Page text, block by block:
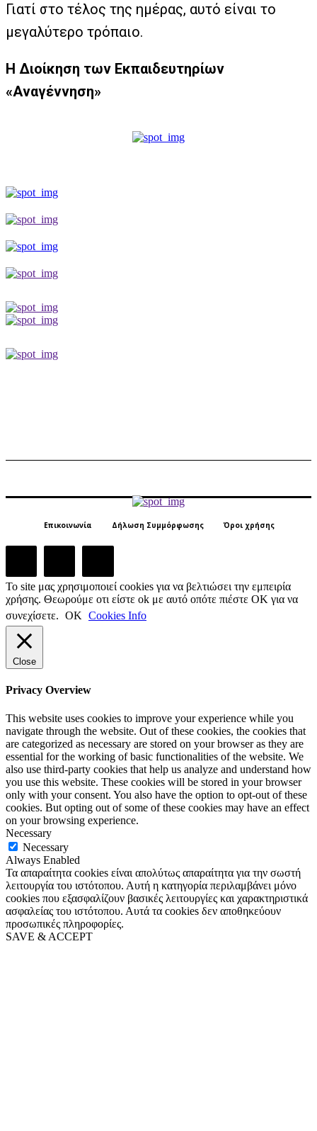
Γιατί στο τέλος της ημέρας, αυτό είναι το
μεγαλύτερο τρόπαιο.
Η Διοίκηση των Εκπαιδευτηρίων
«Αναγέννηση»
Επικοινωνία Δήλωση Συμμόρφωσης Όροι χρήσης
Το site μας χρησιμοποιεί cookies για να βελτιώσει την εμπειρία
χρήσης. Θεωρούμε οτι είστε ok με αυτό οπότε πιέστε ΟΚ για να
συνεχίσετε. ΟΚ Cookies Info
Close
Privacy Overview
This website uses cookies to improve your experience while you
navigate through the website. Out of these cookies, the cookies that
are categorized as necessary are stored on your browser as they are
essential for the working of basic functionalities of the website. We
also use third-party cookies that help us analyze and understand how
you use this website. These cookies will be stored in your browser
only with your consent. You also have the option to opt-out of these
cookies. But opting out of some of these cookies may have an effect
on your browsing experience.
Necessary
Necessary
Always Enabled
Τα απαραίτητα cookies είναι απολύτως απαραίτητα για την σωστή
λειτουργία του ιστότοπου. Αυτή η κατηγορία περιλαμβάνει μόνο
cookies που εξασφαλίζουν βασικές λειτουργίες και χαρακτηριστικά
ασφαλείας του ιστότοπου. Αυτά τα cookies δεν αποθηκεύουν
προσωπικές πληροφορίες.
SAVE & ACCEPT